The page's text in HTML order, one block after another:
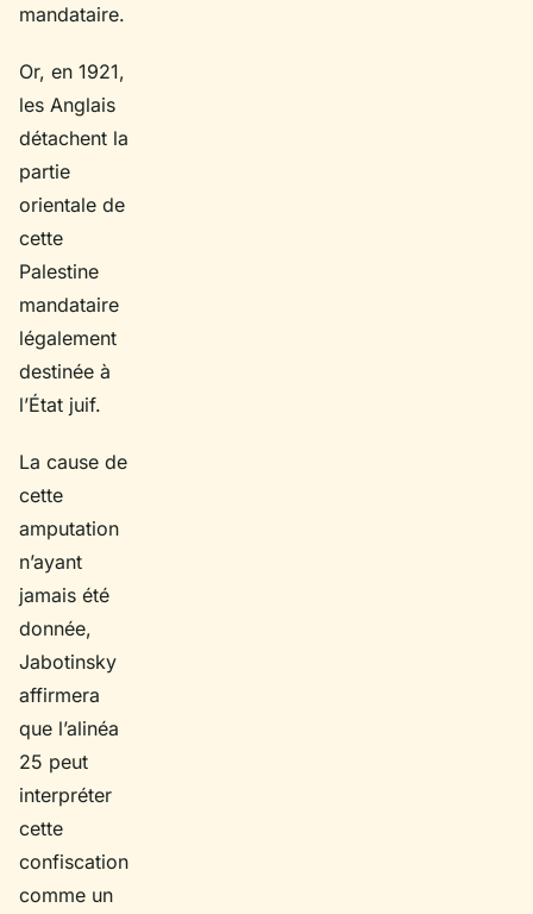
mandataire.
Or, en 1921,
les Anglais
détachent la
partie
orientale de
cette
Palestine
mandataire
légalement
destinée à
l’État juif.
La cause de
cette
amputation
n’ayant
jamais été
donnée,
Jabotinsky
affirmera
que l’alinéa
25 peut
interpréter
cette
confiscation
comme un